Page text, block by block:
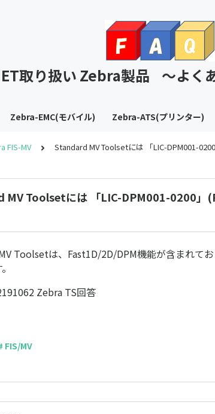
取り扱い Zebra製品 ～よく
Zebra-EMC(モバイル) Zebra-ATS(プリンター)
FIS-MV Standard MV Toolsetには 「LIC-DPM001-
MV Toolsetには 「LIC-DPM001-0200」
Toolsetは、Fast1D/2D/DPM機能が含まれて
Zebra TS回答
FIS/MV